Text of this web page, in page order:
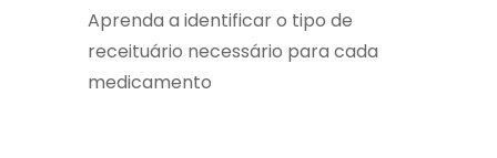
Aprenda a identificar o tipo de
receituário necessário para cada
medicamento